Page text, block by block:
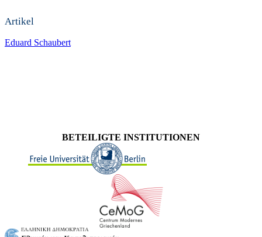
Artikel
Eduard Schaubert
BETEILIGTE INSTITUTIONEN